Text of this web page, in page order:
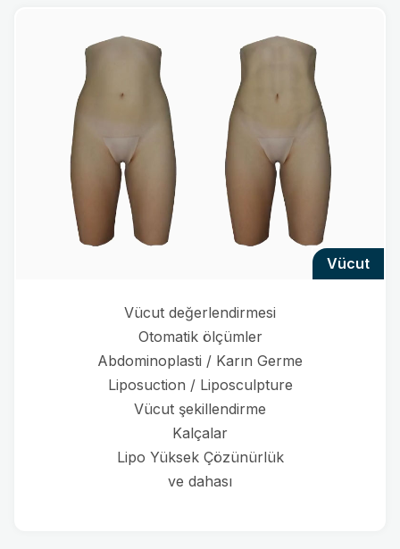
vücut
Vücut değerlendirmesi
Otomatik ölçümler
Abdominoplasti / Karın Germe
Liposuction / Liposculpture
Vücut şekillendirme
Kalçalar
Lipo Yüksek Çözünürlük
ve dahası